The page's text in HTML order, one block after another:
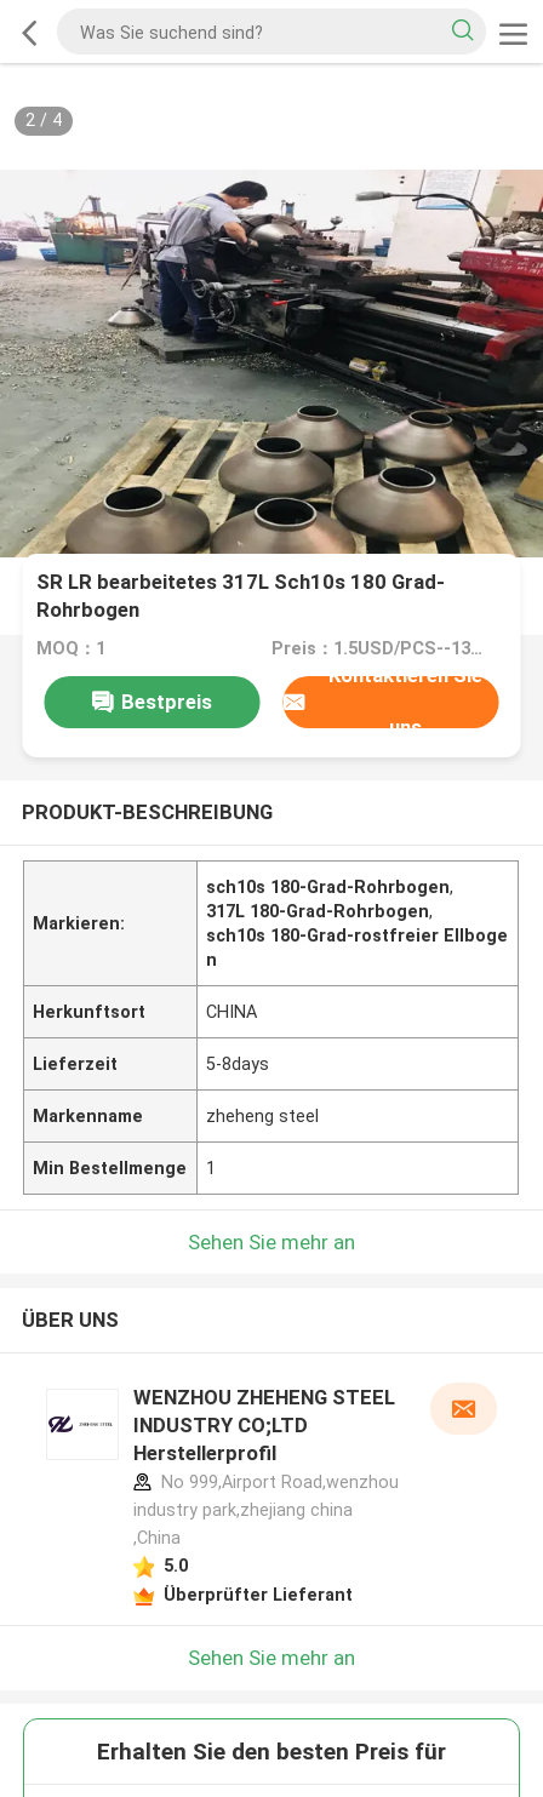
2/ 4
SR LR bearbeitetes 317L Sch10s 180 Grad-
Rohrbogen
MOQ：1 Preis：1.5USD/PCS--13528/PCS
Bestpreis
Kontaktieren Sie
uns
PRODUKT-BESCHREIBUNG
Markieren:
sch10s 180-Grad-Rohrbogen,
317L 180-Grad-Rohrbogen,
sch10s 180-Grad-rostfreier Ellboge
n
Herkunftsort CHINA
Lieferzeit 5-8days
Markenname zheheng steel
Min Bestellmenge 1
Sehen Sie mehr an
ÜBER UNS
WENZHOU ZHEHENG STEEL
INDUSTRY CO;LTD
Herstellerprofil
No 999,Airport Road,wenzhou
industry park,zhejiang china
,China
5.0
Überprüfter Lieferant
Sehen Sie mehr an
Erhalten Sie den besten Preis für